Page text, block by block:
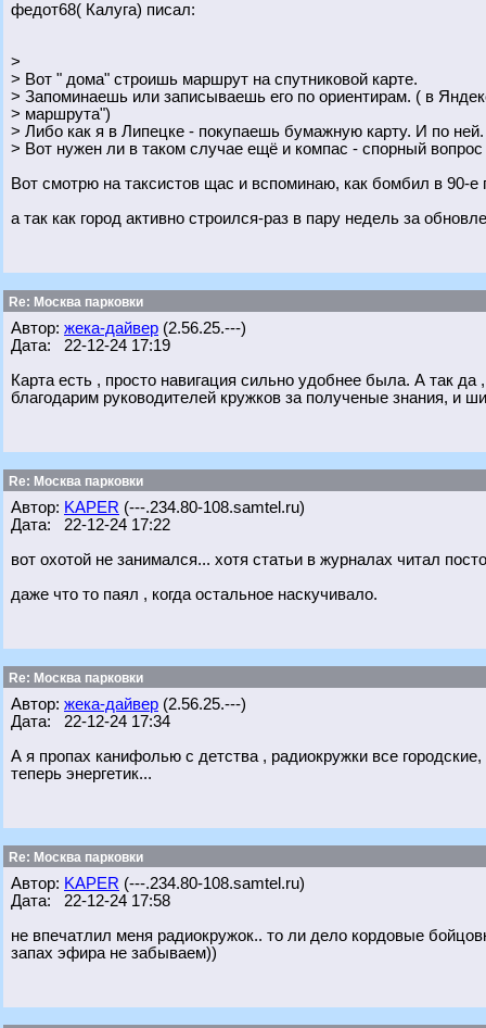
федот68( Калуга) писал:
>
> Вот " дома" строишь маршрут на спутниковой карте.
> Запоминаешь или записываешь его по ориентирам. ( в
> маршрута")
> Либо как я в Липецке - покупаешь бумажную карту. И по ней.
> Вот нужен ли в таком случае ещё и компас - спорный вопрос
Вот смотрю на таксистов щас и вспоминаю, как бомбил в 90-е
а так как город активно строился-раз в пару недель за
Re: Москва парковки
Автор: жека-дайвер (2.56.25.---)
Дата: 22-12-24 17:19
Карта есть , просто навигация сильно удобнее была. А так
благодарим руководителей кружков за полученые знания, и
Re: Москва парковки
Автор: KAPER (---.234.80-108.samtel.ru)
Дата: 22-12-24 17:22
вот охотой не занимался... хотя статьи в журналах читал
даже что то паял , когда остальное наскучивало.
Re: Москва парковки
Автор: жека-дайвер (2.56.25.---)
Дата: 22-12-24 17:34
А я пропах канифолью с детства , радиокружки все
теперь энергетик...
Re: Москва парковки
Автор: KAPER (---.234.80-108.samtel.ru)
Дата: 22-12-24 17:58
не впечатлил меня радиокружок.. то ли дело кордовые
запах эфира не забываем))